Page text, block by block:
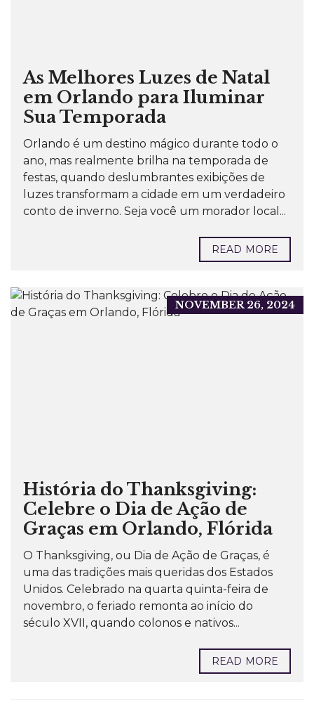
As Melhores Luzes de Natal
em Orlando para Iluminar
Sua Temporada
Orlando é um destino mágico durante todo o
ano, mas realmente brilha na temporada de
festas, quando deslumbrantes exibições de
luzes transformam a cidade em um verdadeiro
conto de inverno. Seja você um morador local...
READ MORE
NOVEMBER 26, 2024
História do Thanksgiving:
Celebre o Dia de Ação de
Graças em Orlando, Flórida
O Thanksgiving, ou Dia de Ação de Graças, é
uma das tradições mais queridas dos Estados
Unidos. Celebrado na quarta quinta-feira de
novembro, o feriado remonta ao início do
século XVII, quando colonos e nativos...
READ MORE